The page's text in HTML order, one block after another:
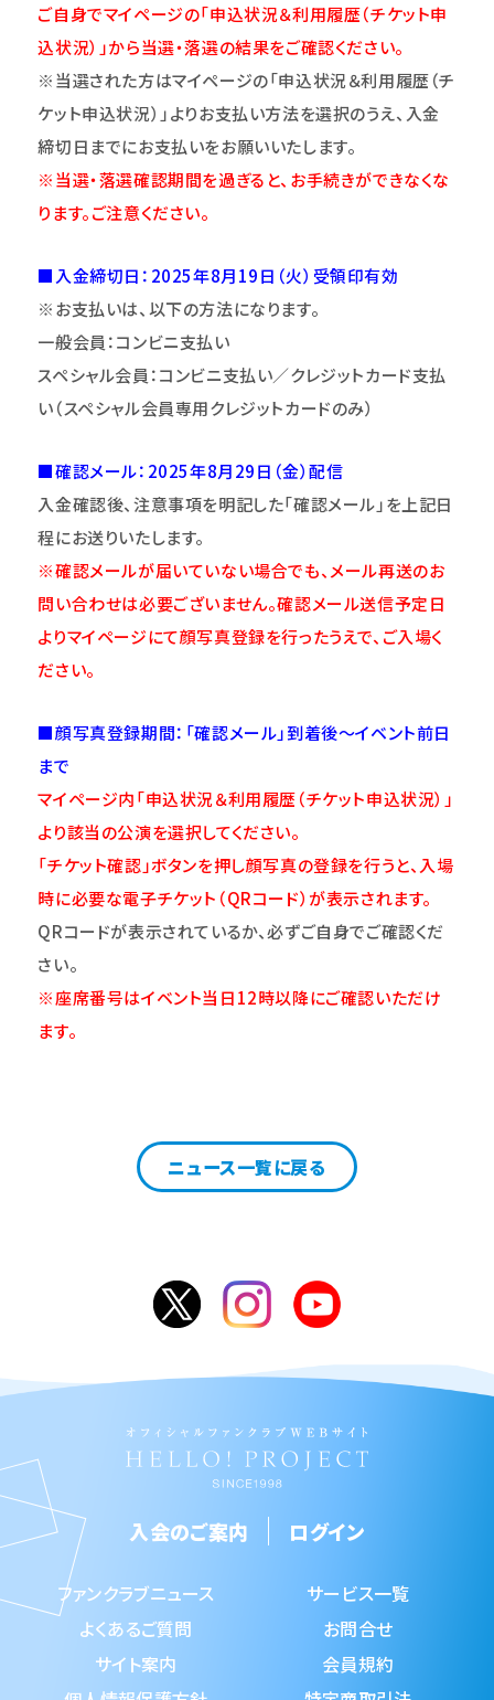
ご自身でマイページの「申込状況＆利用履歴（チケット申
込状況）」から当選・落選の結果をご確認ください。
※当選された方はマイページの「申込状況＆利用履歴（チ
ケット申込状況）」よりお支払い方法を選択のうえ、入金
締切日までにお支払いをお願いいたします。
※当選・落選確認期間を過ぎると、お手続きができなくな
ります。ご注意ください。
■入金締切日：2025年8月19日（火） 受領印有効
※お支払いは、以下の方法になります。
一般会員：コンビニ支払い
スペシャル会員：コンビニ支払い／クレジットカード支払
い（スペシャル会員専用クレジットカードのみ）
■確認メール：2025年8月29日（金）配信
入金確認後、注意事項を明記した「確認メール」を上記日
程にお送りいたします。
※確認メールが届いていない場合でも、メール再送のお
問い合わせは必要ございません。確認メール送信予定日
よりマイページにて顔写真登録を行ったうえで、ご入場く
ださい。
■顔写真登録期間：「確認メール」到着後～イベント前日
まで
マイページ内「申込状況＆利用履歴（チケット申込状況）」
より該当の公演を選択してください。
「チケット確認」ボタンを押し顔写真の登録を行うと、入場
時に必要な電子チケット（QRコード）が表示されます。
QRコードが表示されているか、必ずご自身でご確認くだ
さい。
※座席番号はイベント当日12時以降にご確認いただけ
ます。
ニュース一覧に戻る
入会のご案内 ログイン
ファンクラブニュース
サービス一覧
よくあるご質問
お問合せ
サイト案内
会員規約